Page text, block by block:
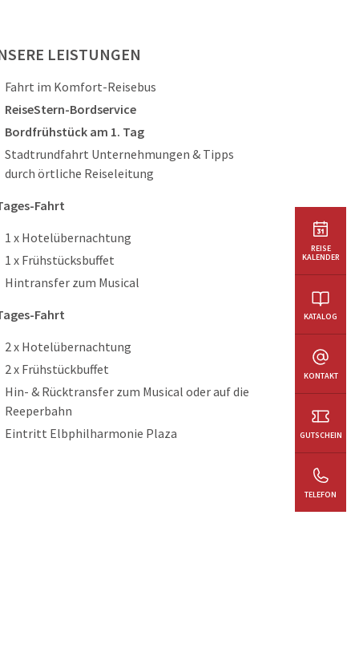
LEISTUNGEN
Fahrt im Komfort-Reisebus
ReiseStern-Bordservice
Bordfrühstück am 1. Tag
Stadtrundfahrt Unternehmungen & Tipps
durch örtliche Reiseleitung
Fahrt
1 x Hotelübernachtung
1 x Frühstücksbuffet
Hintransfer zum Musical
Fahrt
2 x Hotelübernachtung
2 x Frühstückbuffet
Hin- & Rücktransfer zum Musical oder auf die
Reeperbahn
Eintritt Elbphilharmonie Plaza
REISE
KALENDER
KATALOG
KONTAKT
GUTSCHEIN
TELEFON